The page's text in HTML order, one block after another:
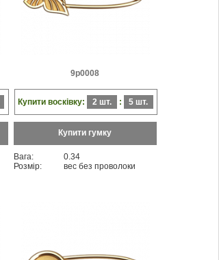
9p0008
Купити восківку: 2 шт. : 5 шт.
Купити гумку
Вага:
0.34
Розмір:
вес без проволоки